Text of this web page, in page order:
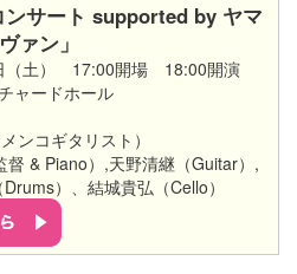
サート supported by ヤマ
ァン」
（土） 17:00開場 18:00開演
ャードホール
ンコギタリスト）
督 & Piano）,天野清継（Guitar）,
）、結城貴弘（Cello）